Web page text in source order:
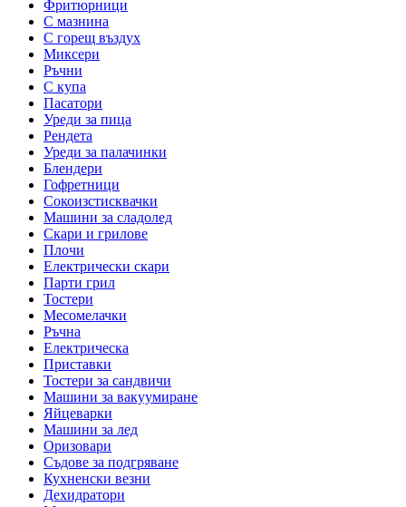
Фритюрници
С мазнина
С горещ въздух
Миксери
Ръчни
С купа
Пасатори
Уреди за пица
Рендета
Уреди за палачинки
Блендери
Гофретници
Сокоизстисквачки
Машини за сладолед
Скари и грилове
Плочи
Електрически скари
Парти грил
Тостери
Месомелачки
Ръчна
Електрическа
Приставки
Тостери за сандвичи
Машини за вакуумиране
Яйцеварки
Машини за лед
Оризовари
Съдове за подгряване
Кухненски везни
Дехидратори